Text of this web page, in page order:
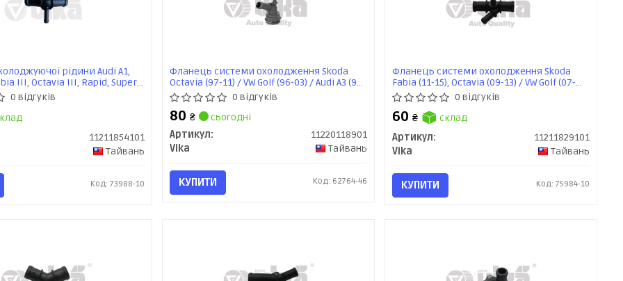
рiдини Audi A1,
III, Octavia III, Rapid, Superb
VIKA
0 відгуків
11211854101
Тайвань
Код: 73988-10
Фланець системи охолодження Skoda
Octavia (97-11) / VW Golf (96-03) / Audi A3 (97-
03) / Seat Leon (00-06), Toledo (99-04)
(11220118901) VIKA
0 відгуків
80₴
сьогодні
Артикул:
11220118901
Vika
Тайвань
КУПИТИ Код: 62764-46
Фланець системи охолодження Skoda
Fabia (11-15), Octavia (09-13) / VW Golf (07-
14), Jetta (06-18), Passat (08-15), Tiguan (08-
18) (11211829101) VIKA
0 відгуків
60₴
склад
Артикул:
11211829101
Vika
Тайвань
КУПИТИ Код: 75984-10